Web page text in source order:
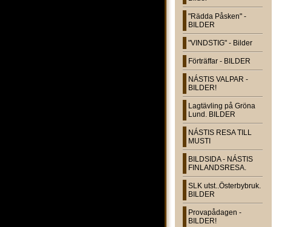
"Rädda Påsken" -
BILDER
"VINDSTIG" - Bilder
Förträffar - BILDER
NÁSTIS VALPAR -
BILDER!
Lagtävling på Gröna
Lund. BILDER
NÁSTIS RESA TILL
MUSTI
BILDSIDA - NÁSTIS
FINLANDSRESA.
SLK utst..Österbybruk.
BILDER
Provapådagen -
BILDER!